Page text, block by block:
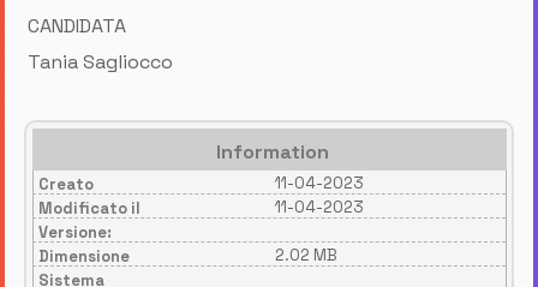
CANDIDATA
Tania Sagliocco
Information
Creato
11-04-2023
Modificato il
11-04-2023
Versione:
Dimensione
2.02 MB
Sistema